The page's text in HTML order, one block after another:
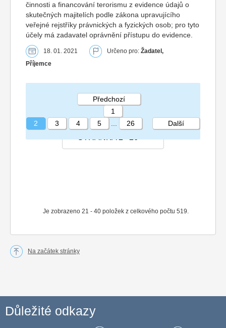
činnosti a financování terorismu z evidence údajů o
skutečných majitelích podle zákona upravujícího
veřejné rejstříky právnických a fyzických osob; pro tyto
účely má zadavatel oprávnění přístupu do evidence.
18. 01. 2021 Určeno pro: Žadatel,
Příjemce
Je zobrazeno 21 - 40 položek z celkového počtu 519.
Předchozí
1
2
3 4 5 26 Další
Na začátek stránky
Důležité odkazy